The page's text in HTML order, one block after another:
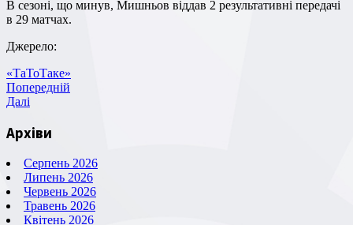
В сезоні, що минув, Мишньов віддав 2 результативні передачі
в 29 матчах.
Джерело:
«ТаТоТаке»
Навігація
записів
Попередній
запис
Попередній
Наступний
Далі
Архіви
Серпень 2026
Липень 2026
Червень 2026
Травень 2026
Квітень 2026